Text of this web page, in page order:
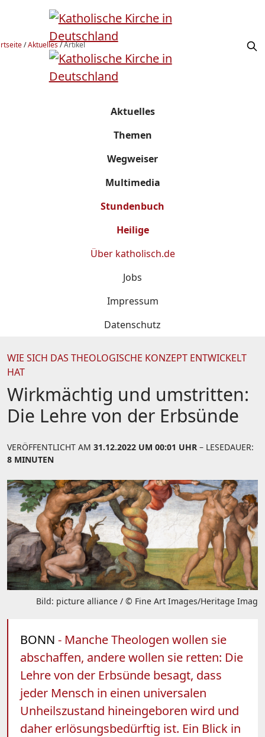
/Aktuelles/Artikel
Aktuelles
Themen
Wegweiser
Multimedia
Stundenbuch
Heilige
Über katholisch.de
Jobs
Impressum
Datenschutz
WIE SICH DAS THEOLOGISCHE KONZEPT ENTWICKELT
HAT
Wirkmächtig und umstritten:
Die Lehre von der Erbsünde
VERÖFFENTLICHT AM 31.12.2022 UM 00:01 UHR – LESEDAUER:
8 MINUTEN
Bild: picture alliance / © Fine Art Images/Heritage Imag
BONN - Manche Theologen wollen sie
abschaffen, andere wollen sie retten: Die
Lehre von der Erbsünde besagt, dass
jeder Mensch in einen universalen
Unheilszustand hineingeboren wird und
daher erlösungsbedürftig ist. Ein Blick in